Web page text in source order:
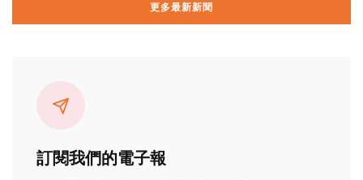
更多最新新聞
訂閱我們的電子報